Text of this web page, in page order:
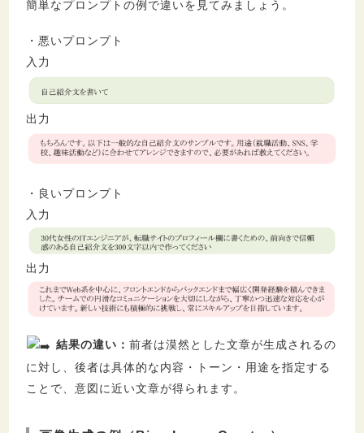
簡単なプロンプトの例で違いを見てみましょう。
・悪いプロンプト
入力
出力
・良いプロンプト
入力
出力
結果の違い： 前者は漠然とした文章が生成されるの
に対し、後者は具体的な内容・トーン・用途を指定する
ことで、意図に近い文章が得られます。